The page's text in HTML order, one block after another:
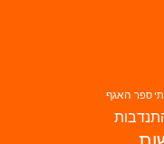
ספר האגף